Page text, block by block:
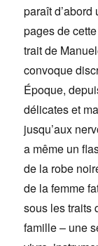
paraît
pages de
trait de
convoque
Époque,
délicates et
jusqu’aux
a même un
de la robe
de la femme
sous les traits
famille – une